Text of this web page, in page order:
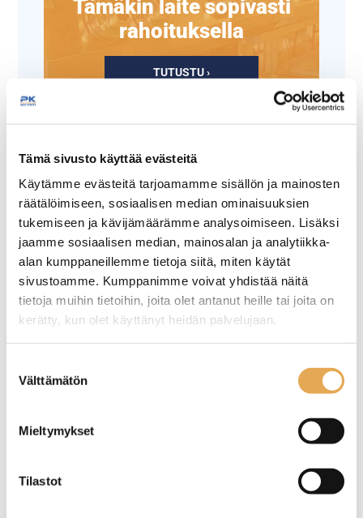
Tämä sivusto käyttää evästeitä
Käytämme evästeitä tarjoamamme sisällön ja mainosten
räätälöimiseen, sosiaalisen median ominaisuuksien
tukemiseen ja kävijämäärämme analysoimiseen. Lisäksi
jaamme sosiaalisen median, mainosalan ja analytiikka-
alan kumppaneillemme tietoja siitä, miten käytät
sivustoamme. Kumppanimme voivat yhdistää näitä
tietoja muihin tietoihin, joita olet antanut heille tai joita on
kerätty, kun olet käyttänyt heidän palvelujaan.
valinta
Välttämätön
Mieltymykset
Tilastot
Tämäkin laite sopivasti
rahoituksella
TUTUSTU ›
Kahvikuppi ja kahviasetti
Rockzzero One Midnight
Lautasen halkaisija: 14,5cm
Olutlasi Parma 45cl